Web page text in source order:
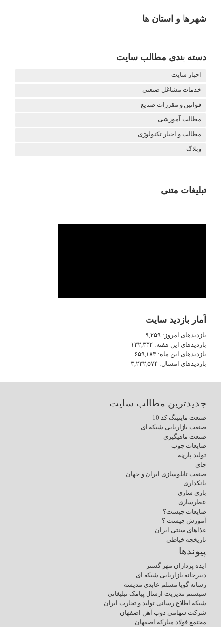
شهرها و استان ها
دسته بندی مطالب سایت
اخبار سایت
خدمات مشاغل صنعتی
قوانین و مقررات صنایع
مطالب آموزشی
مطالب و اخبار تکنولوژی
وبلاگ
تبلیغات متنی
آمار بازدید سایت
بازدیدهای امروز: ۹,۲۵۹
بازدیدهای این هفته: ۱۳۲,۳۳۲
بازدیدهای این ماه: ۶۵۹,۱۸۳
بازدیدهای امسال: ۳,۲۳۲,۵۷۴
جدیدترین مطالب سایت
صنعت ماینینگ کد 10
صنعت بازاریابی شبکه ای
صنعت ماهیگیری
ضایعات چوب
تولید پارچه
چای
صنعت تابلوسازی ایران و جهان
بانکداری
بازی سازی
عطرسازی
ضایعات چیست؟
آموزش چیست ؟
غذاهای سنتی ایران
تاریخچه خیاطی
پیوندها
ایده پردازان مهر گستر
دبیرخانه بازاریابی شبکه ای
رسانه گویا مسلم عابدی مدیسه
سیستم مدیریت ارسال پیامک تبلیغاتی
شبکه اطلاع رسانی تولید و تجارت ایران
شرکت سهامی ذوب آهن اصفهان
مجتمع فولاد مبارکه اصفهان